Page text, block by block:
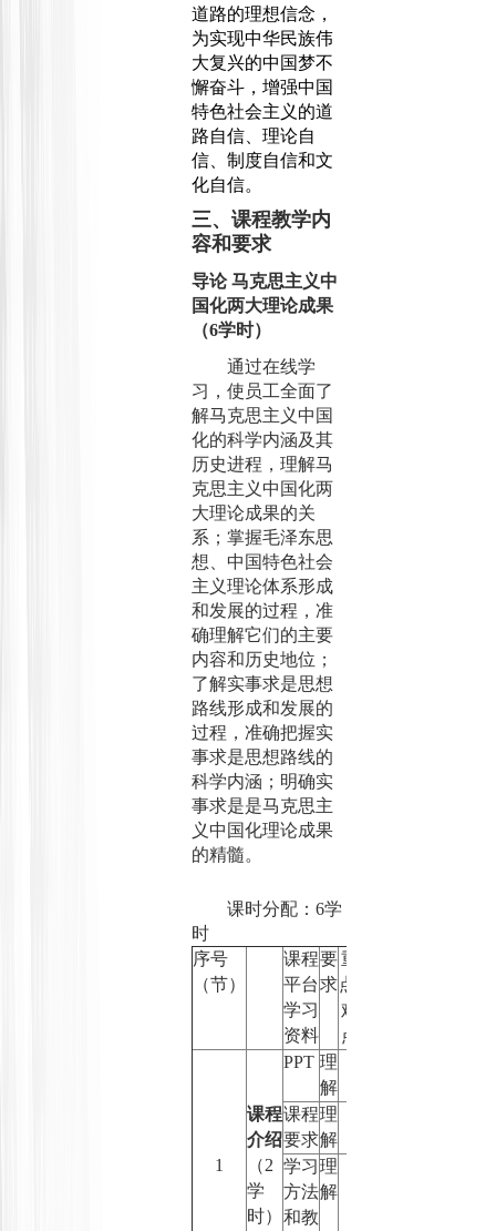
道路的理想信念，
为实现中华民族伟
大复兴的中国梦不
懈奋斗，增强中国
特色社会主义的道
路自信、理论自
信、制度自信和文
化自信。
三、课程教学内
容和要求
导论马克思主义中
国化两大理论成果
（6学时）
通过在线学
习，使员工全面了
解马克思主义中国
化的科学内涵及其
历史进程，理解马
克思主义中国化两
大理论成果的关
系；掌握毛泽东思
想、中国特色社会
主义理论体系形成
和发展的过程，准
确理解它们的主要
内容和历史地位；
了解实事求是思想
路线形成和发展的
过程，准确把握实
事求是思想路线的
科学内涵；明确实
事求是是马克思主
义中国化理论成果
的精髓。
课时分配：6学
时
序号
（节）
课程
平台
学习
资料
要
求
重
点
难
点
1
课程
介绍
（2
学
时）
PPT 理
解
课程
要求
理
解
学习
方法
和教
理
解